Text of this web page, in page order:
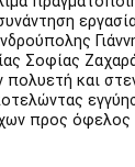
Σοφίας
πολυετή και
προς όφελος